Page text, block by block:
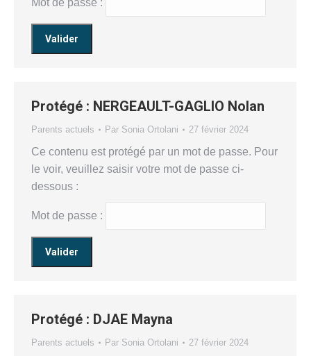
Mot de passe :
Protégé : NERGEAULT-GAGLIO Nolan
Parents actuels Par Sonia Ortolani 27 février 2024
Ce contenu est protégé par un mot de passe. Pour
le voir, veuillez saisir votre mot de passe ci-
dessous :
Mot de passe :
Protégé : DJAE Mayna
Parents actuels Par Sonia Ortolani 27 février 2024